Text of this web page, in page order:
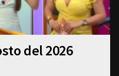
del 2026